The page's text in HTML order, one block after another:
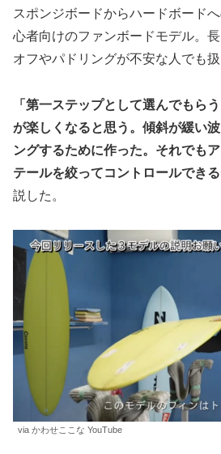
スポンジボードからハードボード
心者向けのファンボードモデル。
オフやパドリングが不安な人でも扱
「第一ステップとして選んでもら
が楽しくなると思う。傾斜が緩い
ングするために作った。それでも
テールを絞ってコントロールできる
説した。
via かわせここな YouTube